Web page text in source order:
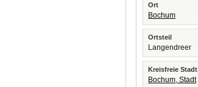
Ort
Bochum
Ortsteil
Langendreer
Kreisfreie Stadt
Bochum, Stadt